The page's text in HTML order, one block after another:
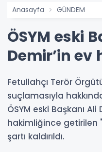
Anasayfa GÜNDEM
ÖSYM eski
Demir’in ev
Fetullahçı Terör
suçlamasıyla
ÖSYM eski Başkanı
hakimliğince getirilen
şartı kaldırıldı.